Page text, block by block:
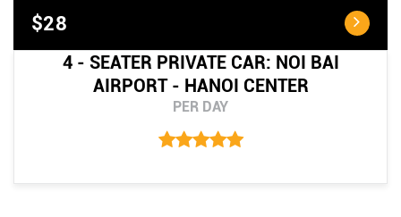
$28
4 - SEATER PRIVATE CAR: NOI BAI
AIRPORT - HANOI CENTER
PER DAY